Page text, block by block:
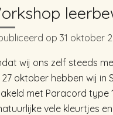
op 31 oktober
wij ons zelf steeds
oktober hebben wij in
met Paracord type
vele kleurtjes